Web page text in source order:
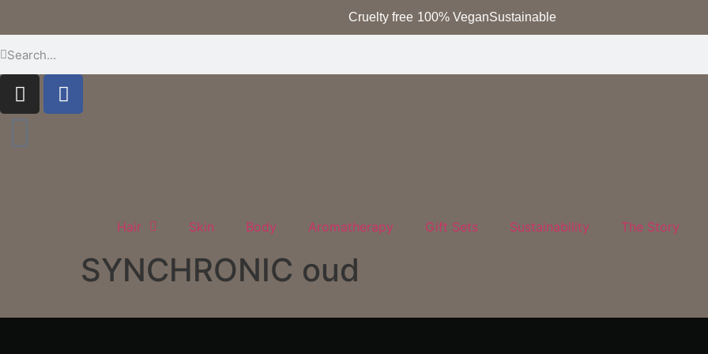
Cruelty free 100% VeganSustainable
Hair Skin Body Aromatherapy Gift Sets Sustainability The Story
SYNCHRONIC oud